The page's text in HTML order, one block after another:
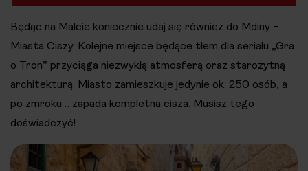
Będąc na Malcie koniecznie udaj się również do Mdiny –
Miasta Ciszy. Kolejne miejsce będące tłem dla serialu „Gra
o Tron” przyciąga niezwykłą atmosferą oraz starożytną
architekturą. Miasto zamieszkuje jedynie ok. 250 osób, a
po zmroku… zapada kompletna cisza. Musisz tego
doświadczyć!